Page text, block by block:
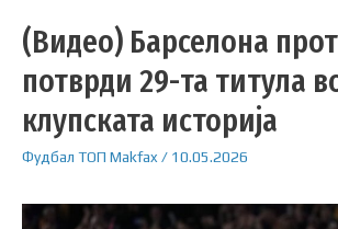
(Видео) Барселона
потврди 29-та титула
клупската историја
Фудбал ТОП Makfax / 10.05.2026